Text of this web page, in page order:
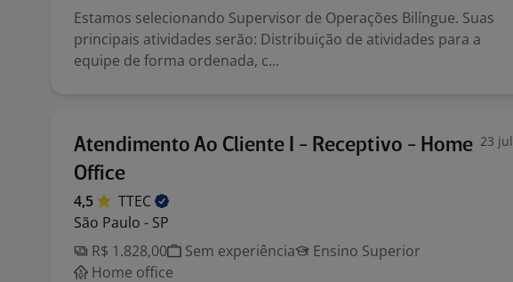
Estamos selecionando Supervisor de Operações Bilíngue. Suas
principais atividades serão: Distribuição de atividades para a
equipe de forma ordenada, c...
Atendimento Ao Cliente I - Receptivo - Home
Office
23 jul
4,5
TTEC
São Paulo - SP
R$ 1.828,00
Sem experiência
Ensino Superior
Home office